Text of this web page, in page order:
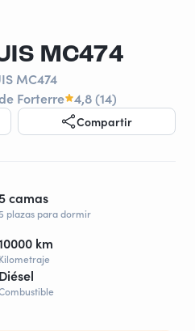
MC474
MC474
Forterre 4,8 (14)
Compartir
camas
plazas para dormir
km
Kilometraje
Diésel